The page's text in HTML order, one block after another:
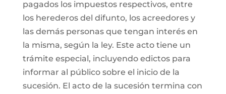
pagados los impuestos respectivos, entre
los herederos del difunto, los acreedores y
las demás personas que tengan interés en
la misma, según la ley. Este acto tiene un
trámite especial, incluyendo edictos para
informar al público sobre el inicio de la
sucesión. El acto de la sucesión termina con